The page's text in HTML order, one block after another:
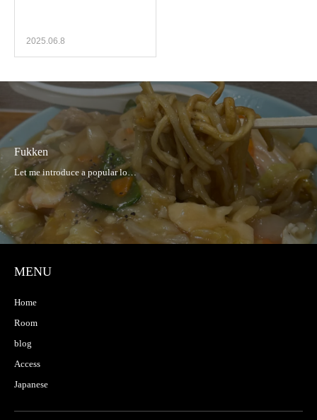
2025.06.8
Fukken
MENU
Home
Room
blog
Access
Japanese